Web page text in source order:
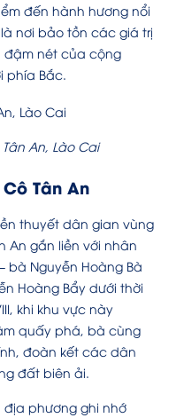
đến hành hương nổi
nơi bảo tồn các giá trị
đậm nét của cộng
phía Bắc.
An, Lào Cai
Tân An
thuyết dân gian vùng
An gắn liền với nhân
bà Nguyễn Hoàng Bà
Hoàng Bẩy dưới thời
khi khu vực này
quấy phá, bà cùng
đoàn kết các dân
đất biên ải.
phương ghi nhớ